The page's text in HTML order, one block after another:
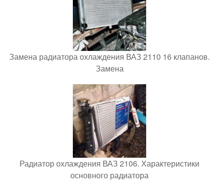
Замена радиатора охлаждения ВАЗ 2110 16 клапанов.
Замена
Радиатор охлаждения ВАЗ 2106. Характеристики
основного радиатора